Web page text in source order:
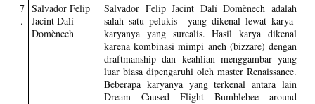
7
.
Salvador Felip
Jacint Dalí
Domènech
Salvador Felip Jacint Dalí Domènech adalah
salah satu pelukis yang dikenal lewat karya-
karyanya yang surealis. Hasil karya dikenal
karena kombinasi mimpi aneh (bizzare) dengan
draftmanship dan keahlian menggambar yang
luar biasa dipengaruhi oleh master Renaissance.
Beberapa karyanya yang terkenal antara lain
Dream Caused Flight Bumblebee around